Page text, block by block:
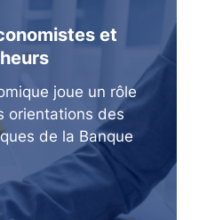
et
joue un rôle
orientations des
de la Banque